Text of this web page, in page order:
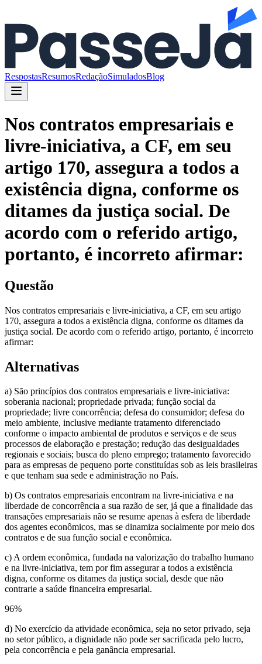
RespostasResumosRedaçãoSimuladosBlog
Nos contratos empresariais e
livre-iniciativa, a CF, em seu
artigo 170, assegura a todos a
existência digna, conforme os
ditames da justiça social. De
acordo com o referido artigo,
portanto, é incorreto afirmar:
Questão
Nos contratos empresariais e livre-iniciativa, a CF, em seu artigo
170, assegura a todos a existência digna, conforme os ditames da
justiça social. De acordo com o referido artigo, portanto, é incorreto
afirmar:
Alternativas
a) São princípios dos contratos empresariais e livre-iniciativa:
soberania nacional; propriedade privada; função social da
propriedade; livre concorrência; defesa do consumidor; defesa do
meio ambiente, inclusive mediante tratamento diferenciado
conforme o impacto ambiental de produtos e serviços e de seus
processos de elaboração e prestação; redução das desigualdades
regionais e sociais; busca do pleno emprego; tratamento favorecido
para as empresas de pequeno porte constituídas sob as leis brasileiras
e que tenham sua sede e administração no País.
b) Os contratos empresariais encontram na livre-iniciativa e na
liberdade de concorrência a sua razão de ser, já que a finalidade das
transações empresariais não se resume apenas à esfera de liberdade
dos agentes econômicos, mas se dinamiza socialmente por meio dos
contratos e de sua função social e econômica.
c) A ordem econômica, fundada na valorização do trabalho humano
e na livre-iniciativa, tem por fim assegurar a todos a existência
digna, conforme os ditames da justiça social, desde que não
contrarie a saúde financeira empresarial.
96%
d) No exercício da atividade econômica, seja no setor privado, seja
no setor público, a dignidade não pode ser sacrificada pelo lucro,
pela concorrência e pela ganância empresarial.